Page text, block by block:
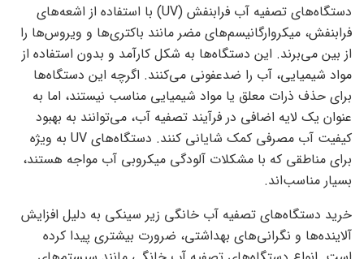
دستگاه‌های تصفیه آب فرابنفش (UV) با استفاده از اشعه‌های
فرابنفش، میکروارگانیسم‌های مضر مانند باکتری‌ها و ویروس‌ها را
از بین می‌برند. این دستگاه‌ها به شکل کارآمد و بدون استفاده از
مواد شیمیایی، آب را ضدعفونی می‌کنند. اگرچه این دستگاه‌ها
برای حذف ذرات معلق یا مواد شیمیایی مناسب نیستند، اما به
عنوان یک لایه اضافی در فرآیند تصفیه آب، می‌توانند به بهبود
کیفیت آب مصرفی کمک شایانی کنند. دستگاه‌های UV به ویژه
برای مناطقی که با مشکلات آلودگی میکروبی آب مواجه هستند،
بسیار مناسب‌اند.
خرید دستگاه‌های تصفیه آب خانگی زیر سینکی به دلیل افزایش
آلاینده‌ها و نگرانی‌های بهداشتی، ضرورت بیشتری پیدا کرده